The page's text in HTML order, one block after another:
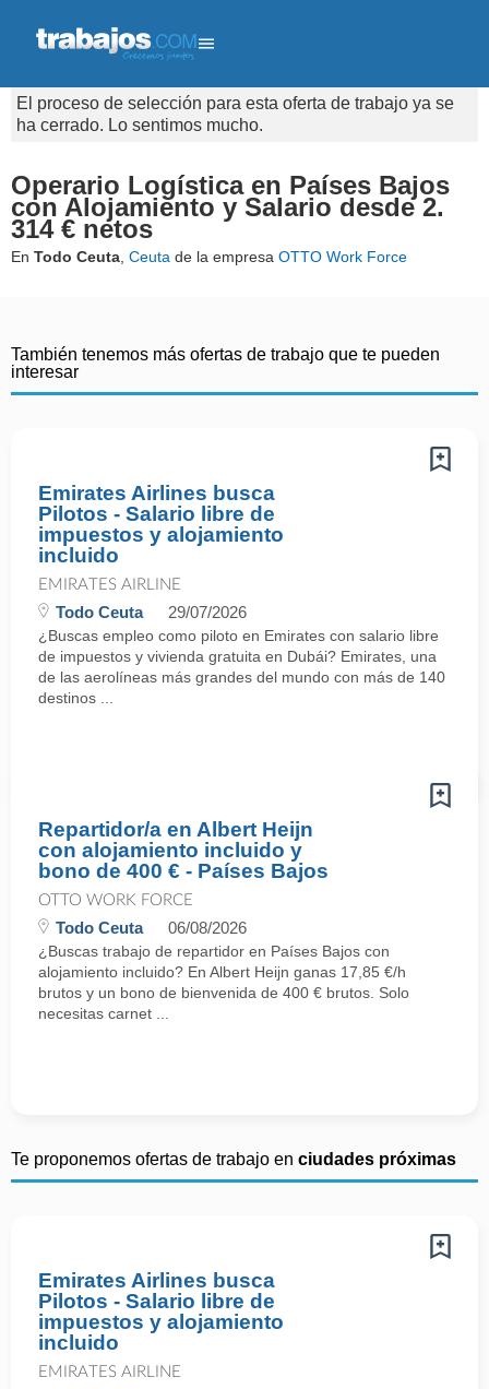
El proceso de selección para esta oferta de trabajo ya se
ha cerrado. Lo sentimos mucho.
Operario Logística en Países Bajos
con Alojamiento y Salario desde 2.
314 € netos
En Todo Ceuta Ceuta de la empresa OTTO Work Force
También tenemos más ofertas de trabajo que te pueden
interesar
Emirates Airlines busca
Pilotos - Salario libre de
impuestos y alojamiento
incluido
EMIRATES AIRLINE
Todo Ceuta 29/07/2026
¿Buscas empleo como piloto en Emirates con salario libre
de impuestos y vivienda gratuita en Dubái? Emirates, una
de las aerolíneas más grandes del mundo con más de 140
destinos ...
Repartidor/a en Albert Heijn
con alojamiento incluido y
bono de 400 € - Países Bajos
OTTO WORK FORCE
Todo Ceuta 06/08/2026
¿Buscas trabajo de repartidor en Países Bajos con
alojamiento incluido? En Albert Heijn ganas 17,85 €/h
brutos y un bono de bienvenida de 400 € brutos. Solo
necesitas carnet ...
Te proponemos ofertas de trabajo en ciudades próximas
Emirates Airlines busca
Pilotos - Salario libre de
impuestos y alojamiento
incluido
EMIRATES AIRLINE